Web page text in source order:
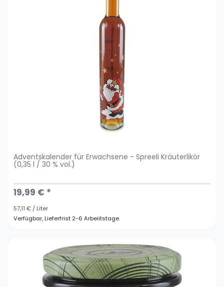
Adventskalender für Erwachsene - Spreeli Kräuterlikör
(0,35 l / 30 % vol.)
19,99 € *
57,11 € / Liter
Verfügbar, Lieferfrist 2-6 Arbeiitstage.